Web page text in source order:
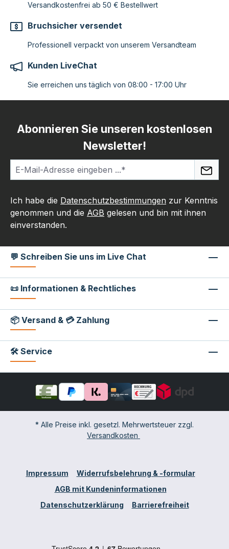
Versandkostenfrei ab 50 € Bestellwert
Bruchsicher versendet
Professionell verpackt von unserem Versandteam
Kunden LiveChat
Sie erreichen uns täglich von 08:00 - 17:00 Uhr
Abonnieren Sie unseren kostenlosen
Newsletter!
Ich habe die Datenschutzbestimmungen zur Kenntnis
genommen und die AGB gelesen und bin mit ihnen
einverstanden.
💬 Schreiben Sie uns im Live Chat
📜 Informationen & Rechtliches
📦 Versand & 💳 Zahlung
🛠 Service
* Alle Preise inkl. gesetzl. Mehrwertsteuer zzgl.
Versandkosten
Impressum
Widerrufsbelehrung & -formular
AGB mit Kundeninformationen
Datenschutzerklärung
Barrierefreiheit